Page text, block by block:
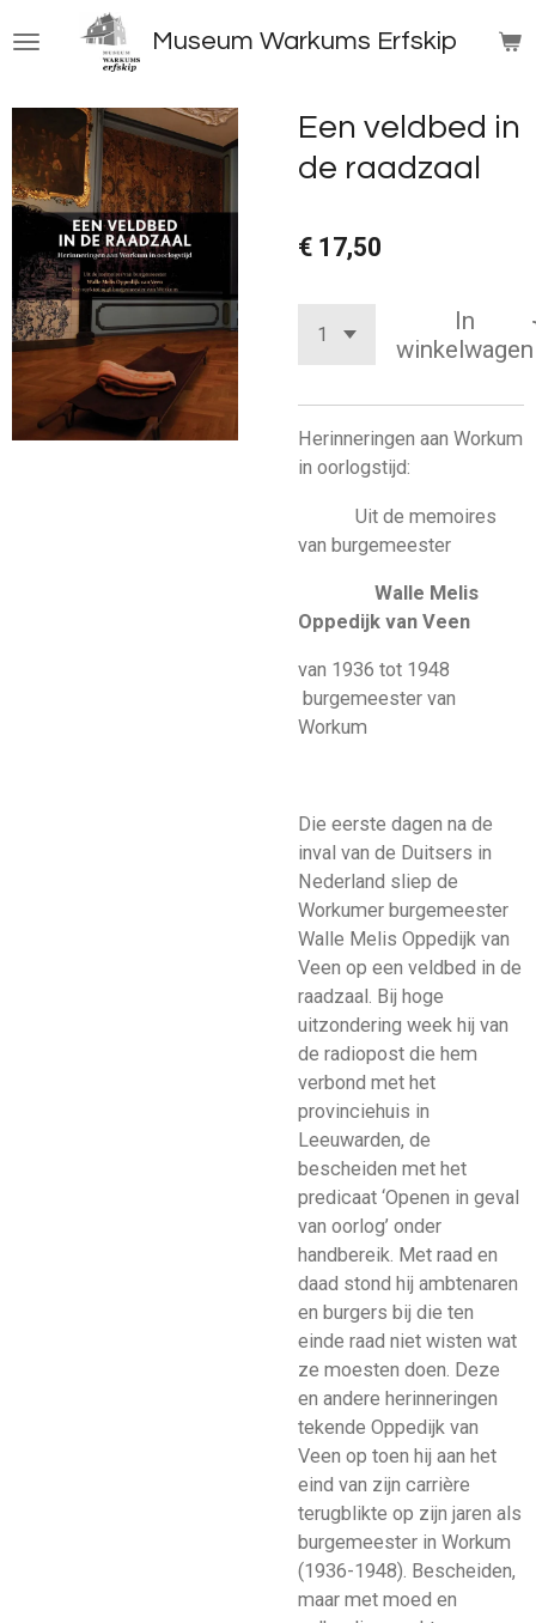
direct
de
hoofdinhoud
Museum Warkums Erfskip
Een veldbed in
de raadzaal
€ 17,50
In
winkelwagen
Herinneringen aan Workum
in oorlogstijd:
Uit de memoires
van burgemeester
Walle Melis
Oppedijk van Veen
van 1936 tot 1948
burgemeester van
Workum
Die eerste dagen na de
inval van de Duitsers in
Nederland sliep de
Workumer burgemeester
Walle Melis Oppedijk van
Veen op een veldbed in de
raadzaal. Bij hoge
uitzondering week hij van
de radiopost die hem
verbond met het
provinciehuis in
Leeuwarden, de
bescheiden met het
predicaat ‘Openen in geval
van oorlog’ onder
handbereik. Met raad en
daad stond hij ambtenaren
en burgers bij die ten
einde raad niet wisten wat
ze moesten doen. Deze
en andere herinneringen
tekende Oppedijk van
Veen op toen hij aan het
eind van zijn carrière
terugblikte op zijn jaren als
burgemeester in Workum
(1936-1948). Bescheiden,
maar met moed en